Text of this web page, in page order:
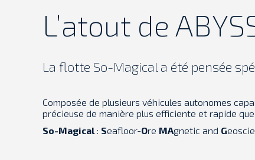
L’atout de
La flotte So-Magical a été pensée
Composée de plusieurs véhicules autonomes
précieuse de manière plus efficiente et rapide
So-Magical: Seafloor-Ore MAgnetic and G